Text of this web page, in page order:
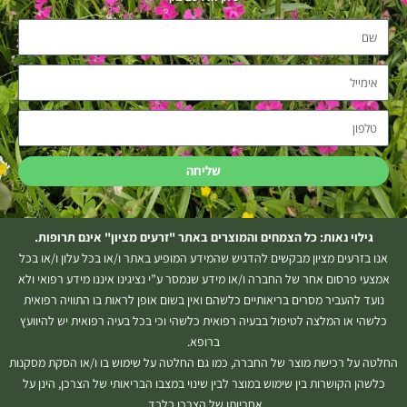
שם
אימייל
טלפון
שליחה
גילוי נאות: כל הצמחים והמוצרים באתר "זרעים מציון" אינם תרופות.
אנו בזרעים מציון מבקשים להדגיש שהמידע המופיע באתר ו/או בכל עלון ו/או בכל
אמצעי פרסום אחר של החברה ו/או מידע שנמסר ע”י נציגינו איננו מידע רפואי ולא
נועד להעביר מסרים בריאותיים כלשהם ואין בשום אופן לראות בו התוויה רפואית
כלשהי או המלצה לטיפול בבעיה רפואית כלשהי וכי בכל בעיה רפואית יש להיוועץ
ברופא.
החלטה על רכישת מוצר של החברה, כמו גם החלטה על שימוש בו ו/או הסקת מסקנות
כלשהן הקושרות בין שימוש במוצר לבין שינוי במצבו הבריאותי של הצרכן, הינן על